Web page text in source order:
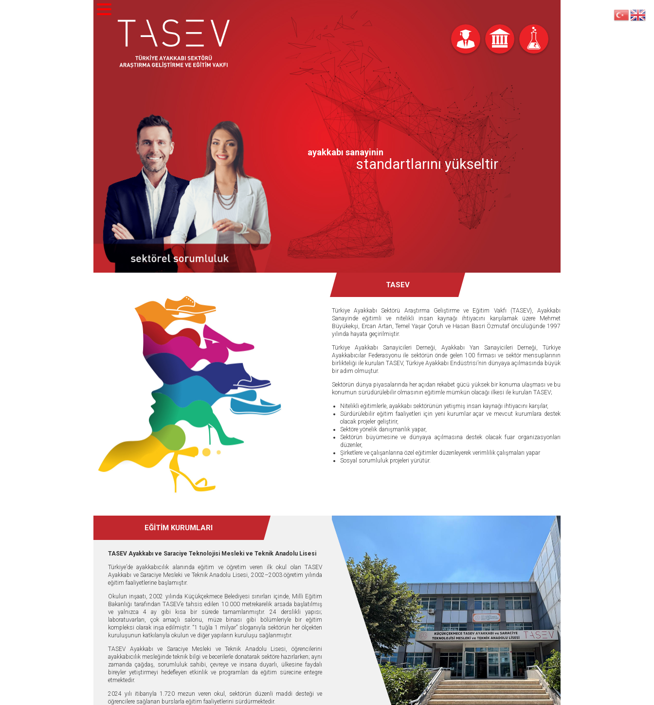
ayakkabı sanayinin
standartlarını yükseltir
TASEV
Türkiye Ayakkabı Sektörü Araştırma Geliştirme ve Eğitim Vakfı (TASEV), Ayakkabı
Sanayinde eğitimli ve nitelikli insan kaynağı ihtiyacını karşılamak üzere Mehmet
Büyükekşi, Ercan Artan, Temel Yaşar Çoruh ve Hasan Basri Özmutaf öncülüğünde 1997
yılında hayata geçirilmiştir.
Türkiye Ayakkabı Sanayicileri Derneği, Ayakkabı Yan Sanayicileri Derneği, Türkiye
Ayakkabıcılar Federasyonu ile sektörün önde gelen 100 firması ve sektör mensuplarının
birlikteliği ile kurulan TASEV, Türkiye Ayakkabı Endüstrisi’nin dünyaya açılmasında büyük
bir adım olmuştur.
Sektörün dünya piyasalarında her açıdan rekabet gücü yüksek bir konuma ulaşması ve bu
konumun sürüdürülebilir olmasının eğitimle mümkün olacağı ilkesi ile kurulan TASEV;
Nitelikli eğitimlerle, ayakkabı sektörünün yetişmiş insan kaynağı ihtiyacını karşılar,
Sürdürülebilir eğitim faaliyetleri için yeni kurumlar açar ve mevcut kurumlara destek
olacak projeler geliştirir,
Sektöre yönelik danışmanlık yapar,
Sektörün büyümesine ve dünyaya açılmasına destek olacak fuar organizasyonları
düzenler,
Şirketlere ve çalışanlarına özel eğitimler düzenleyerek verimlilik çalışmaları yapar
Sosyal sorumluluk projeleri yürütür.
EĞİTİM KURUMLARI
TASEV Ayakkabı ve Saraciye Teknolojisi Mesleki ve Teknik Anadolu Lisesi
Türkiye’de ayakkabıcılık alanında eğitim ve öğretim veren ilk okul olan TASEV
Ayakkabı ve Saraciye Mesleki ve Teknik Anadolu Lisesi, 2002–2003 öğretim yılında
eğitim faaliyetlerine başlamıştır.
Okulun inşaatı, 2002 yılında Küçükçekmece Belediyesi sınırları içinde, Milli Eğitim
Bakanlığı tarafından TASEV’e tahsis edilen 10.000 metrekarelik arsada başlatılmış
ve yalnızca 4 ay gibi kısa bir sürede tamamlanmıştır. 24 derslikli yapısı;
laboratuvarları, çok amaçlı salonu, müze binası gibi bölümleriyle bir eğitim
kompleksi olarak inşa edilmiştir. “1 tuğla 1 milyar” sloganıyla sektörün her ölçekten
kuruluşunun katkılarıyla okulun ve diğer yapıların kuruluşu sağlanmıştır.
TASEV Ayakkabı ve Saraciye Mesleki ve Teknik Anadolu Lisesi, öğrencilerini
ayakkabıcılık mesleğinde teknik bilgi ve becerilerle donatarak sektöre hazırlarken; aynı
zamanda çağdaş, sorumluluk sahibi, çevreye ve insana duyarlı, ülkesine faydalı
bireyler yetiştirmeyi hedefleyen etkinlik ve programları da eğitim sürecine entegre
etmektedir.
2024 yılı itibarıyla 1.720 mezun veren okul, sektörün düzenli maddi desteği ve
öğrencilere sağlanan burslarla eğitim faaliyetlerini sürdürmektedir.